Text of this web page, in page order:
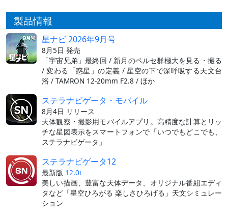
製品情報
星ナビ 2026年9月号
8月5日 発売
「宇宙兄弟」最終回 / 新月のペルセ群極大を見る・撮る
/ 変わる「惑星」の定義 / 星空の下で深呼吸する天文台
浴 / TAMRON 12-20mm F2.8 / ほか
ステラナビゲータ・モバイル
8月4日 リリース
天体観察・撮影用モバイルアプリ。高精度な計算とリッ
チな星図表示をスマートフォンで「いつでもどこでも、
ステラナビゲータ」
ステラナビゲータ12
最新版 12.0i
美しい描画、豊富な天体データ、オリジナル番組エディ
タなど「星空ひろがる 楽しさひろげる」天文シミュレー
ション